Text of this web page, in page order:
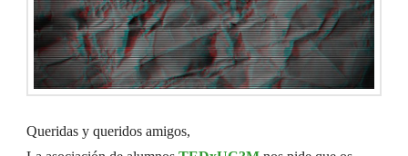
Queridas y queridos amigos,